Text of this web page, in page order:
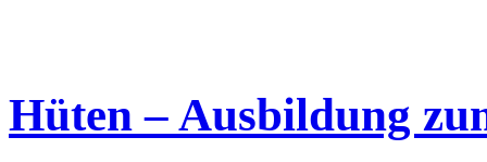
Hüten – Ausbildung